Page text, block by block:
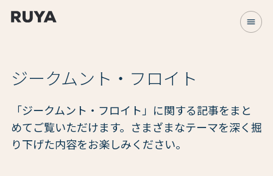
menu
ジークムント・フロイト
「ジークムント・フロイト」に関する記事をまと
めてご覧いただけます。さまざまなテーマを深く掘
り下げた内容をお楽しみください。